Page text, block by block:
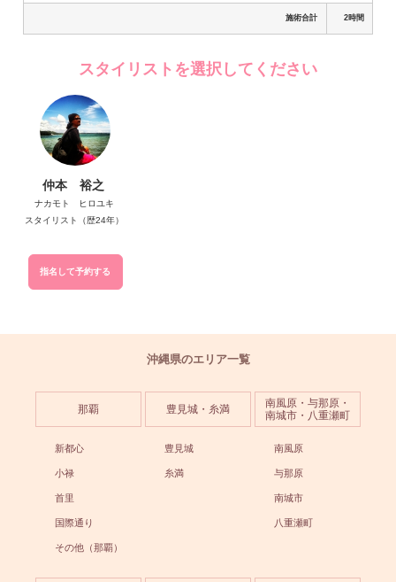
施術合計 2時間
スタイリストを選択してください
仲本 裕之
ナカモト ヒロユキ
スタイリスト（歴24年）
指名して予約する
沖縄県のエリア一覧
那覇
新都心
小禄
首里
国際通り
その他（那覇）
豊見城・糸満
豊見城
糸満
南風原・与那原・
南城市・八重瀬町
南風原
与那原
南城市
八重瀬町